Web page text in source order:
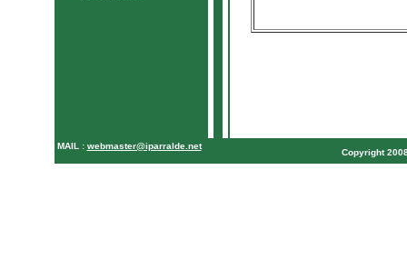
MAIL : webmaster@iparralde.net
Copyright